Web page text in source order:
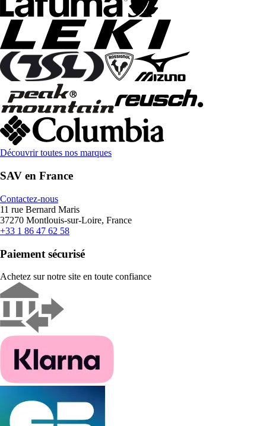
Découvrir toutes nos marques
SAV en France
Contactez-nous
11 rue Bernard Maris
37270 Montlouis-sur-Loire, France
+33 1 86 47 62 58
Paiement sécurisé
Achetez sur notre site en toute confiance